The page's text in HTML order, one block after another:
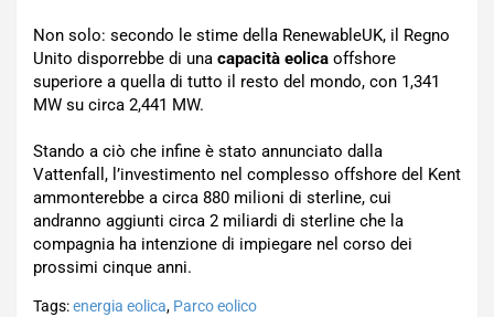
Non solo: secondo le stime della RenewableUK, il Regno
Unito disporrebbe di una capacità eolica offshore
superiore a quella di tutto il resto del mondo, con 1,341
MW su circa 2,441 MW.
Stando a ciò che infine è stato annunciato dalla
Vattenfall, l’investimento nel complesso offshore del Kent
ammonterebbe a circa 880 milioni di sterline, cui
andranno aggiunti circa 2 miliardi di sterline che la
compagnia ha intenzione di impiegare nel corso dei
prossimi cinque anni.
Tags:energia eolica, Parco eolico